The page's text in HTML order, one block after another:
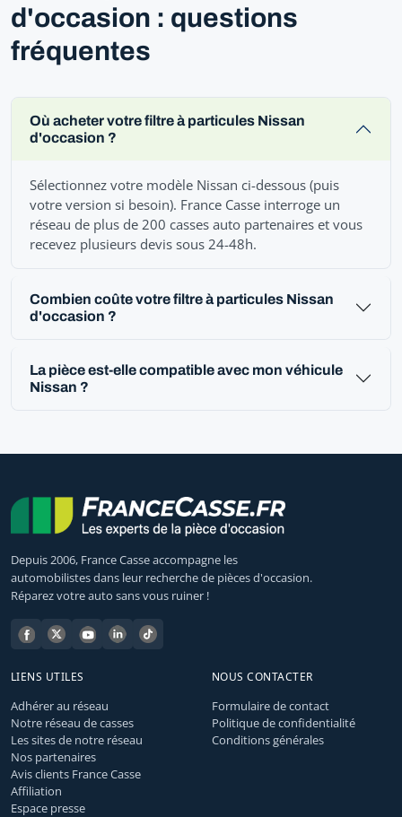
d'occasion : questions
fréquentes
Où acheter votre filtre à particules Nissan
d'occasion ?
Sélectionnez votre modèle Nissan ci-dessous (puis
votre version si besoin). France Casse interroge un
réseau de plus de 200 casses auto partenaires et vous
recevez plusieurs devis sous 24-48h.
Combien coûte votre filtre à particules Nissan
d'occasion ?
La pièce est-elle compatible avec mon véhicule
Nissan ?
Depuis 2006, France Casse accompagne les
automobilistes dans leur recherche de pièces d'occasion.
Réparez votre auto sans vous ruiner !
LIENS UTILES
Adhérer au réseau
Notre réseau de casses
Les sites de notre réseau
Nos partenaires
Avis clients France Casse
Affiliation
Espace presse
NOUS CONTACTER
Formulaire de contact
Politique de confidentialité
Conditions générales